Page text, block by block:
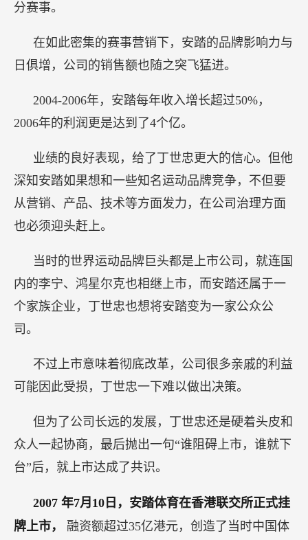
分赛事。
在如此密集的赛事营销下，安踏的品牌影响力与
日俱增，公司的销售额也随之突飞猛进。
2004-2006年，安踏每年收入增长超过50%，
2006年的利润更是达到了4个亿。
业绩的良好表现，给了丁世忠更大的信心。但他
深知安踏如果想和一些知名运动品牌竞争，不但要
从营销、产品、技术等方面发力，在公司治理方面
也必须迎头赶上。
当时的世界运动品牌巨头都是上市公司，就连国
内的李宁、鸿星尔克也相继上市，而安踏还属于一
个家族企业，丁世忠也想将安踏变为一家公众公
司。
不过上市意味着彻底改革，公司很多亲戚的利益
可能因此受损，丁世忠一下难以做出决策。
但为了公司长远的发展，丁世忠还是硬着头皮和
众人一起协商，最后抛出一句“谁阻碍上市，谁就下
台”后，就上市达成了共识。
2007 年7月10日，安踏体育在香港联交所正式挂
牌上市， 融资额超过35亿港元，创造了当时中国体